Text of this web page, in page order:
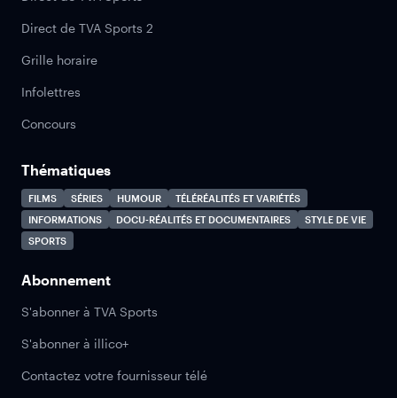
Direct de TVA Sports 2
Grille horaire
Infolettres
Concours
Thématiques
FILMS SÉRIES HUMOUR
TÉLÉRÉALITÉS ET VARIÉTÉS
INFORMATIONS
DOCU-RÉALITÉS ET DOCUMENTAIRES
STYLE DE VIE
SPORTS
Abonnement
S'abonner à TVA Sports
S'abonner à illico+
Contactez votre fournisseur télé